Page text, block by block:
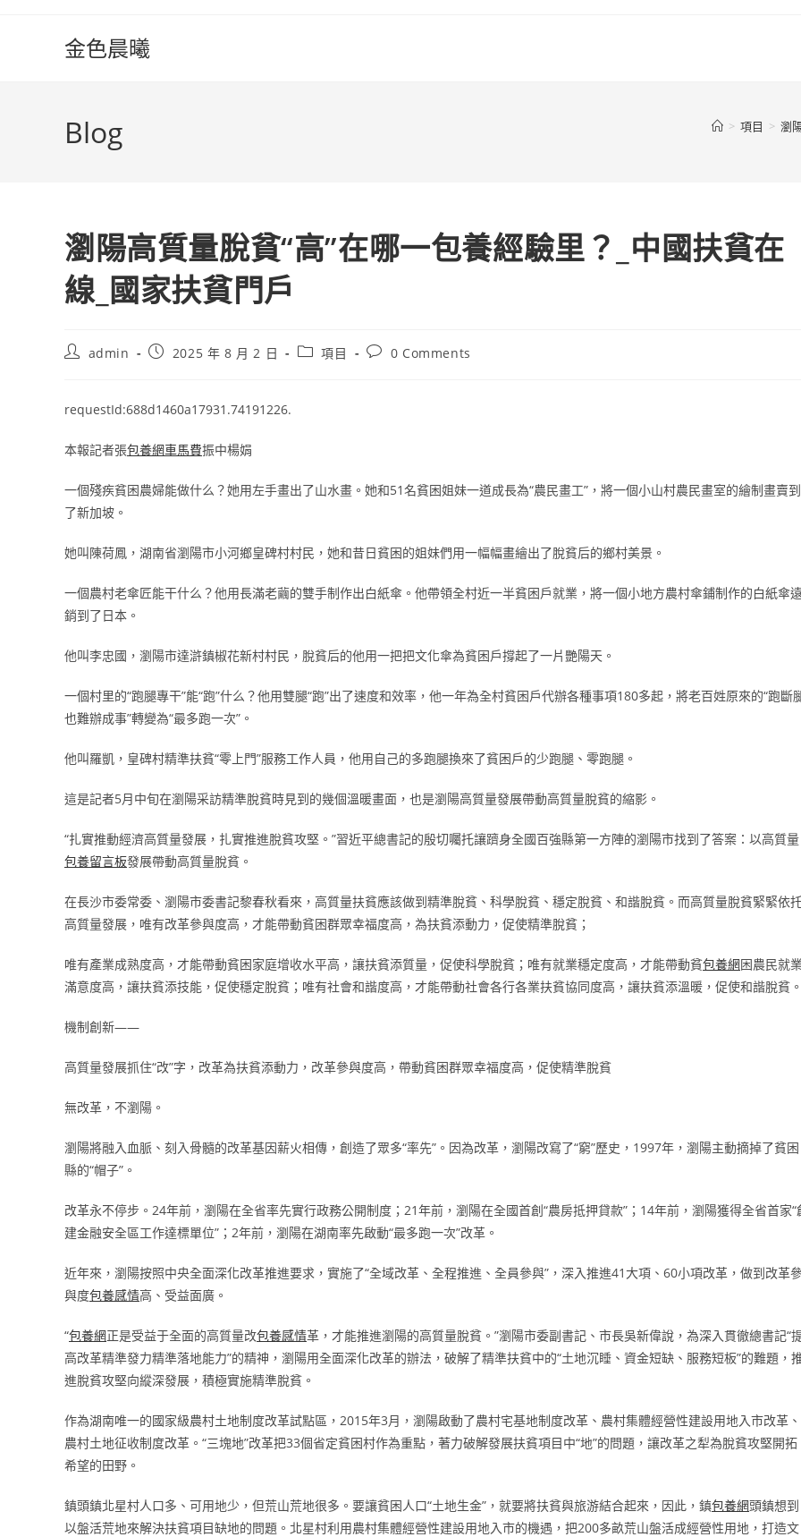
金色晨曦
Blog > 項目 > 瀏
瀏陽高質量脫貧“高”在哪一包養經驗里？_中國扶貧在
線_國家扶貧門戶
Postadmin
Post2025 年 8 月 2 日
Post項目
Post0 Comments
requestId:688d1460a17931.74191226.
本報記者張包養網車馬費振中楊娟
一個殘疾貧困農婦能做什么？她用左手畫出了山水畫。她和51名貧困姐妹一道成長為“農民畫工”，將一個小山村農民畫室的繪制畫賣到
了新加坡。
她叫陳荷鳳，湖南省瀏陽市小河鄉皇碑村村民，她和昔日貧困的姐妹們用一幅幅畫繪出了脫貧后的鄉村美景。
一個農村老傘匠能干什么？他用長滿老繭的雙手制作出白紙傘。他帶領全村近一半貧困戶就業，將一個小地方農村傘鋪制作的白紙傘
銷到了日本。
他叫李忠國，瀏陽市達滸鎮椒花新村村民，脫貧后的他用一把把文化傘為貧困戶撐起了一片艷陽天。
一個村里的“跑腿專干”能“跑”什么？他用雙腿“跑”出了速度和效率，他一年為全村貧困戶代辦各種事項180多起，將老百姓原來的“跑斷
也難辦成事”轉變為“最多跑一次”。
他叫羅凱，皇碑村精準扶貧“零上門”服務工作人員，他用自己的多跑腿換來了貧困戶的少跑腿、零跑腿。
這是記者5月中旬在瀏陽采訪精準脫貧時見到的幾個溫暖畫面，也是瀏陽高質量發展帶動高質量脫貧的縮影。
“扎實推動經濟高質量發展，扎實推進脫貧攻堅。”習近平總書記的殷切囑托讓躋身全國百強縣第一方陣的瀏陽市找到了答案：以高質量
包養留言板發展帶動高質量脫貧。
在長沙市委常委、瀏陽市委書記黎春秋看來，高質量扶貧應該做到精準脫貧、科學脫貧、穩定脫貧、和諧脫貧。而高質量脫貧緊緊依
高質量發展，唯有改革參與度高，才能帶動貧困群眾幸福度高，為扶貧添動力，促使精準脫貧；
唯有產業成熟度高，才能帶動貧困家庭增收水平高，讓扶貧添質量，促使科學脫貧；唯有就業穩定度高，才能帶動貧包養網困農民就
滿意度高，讓扶貧添技能，促使穩定脫貧；唯有社會和諧度高，才能帶動社會各行各業扶貧協同度高，讓扶貧添溫暖，促使和諧脫貧
機制創新——
高質量發展抓住“改”字，改革為扶貧添動力，改革參與度高，帶動貧困群眾幸福度高，促使精準脫貧
無改革，不瀏陽。
瀏陽將融入血脈、刻入骨髓的改革基因薪火相傳，創造了眾多“率先”。因為改革，瀏陽改寫了“窮”歷史，1997年，瀏陽主動摘掉了貧困
縣的“帽子”。
改革永不停步。24年前，瀏陽在全省率先實行政務公開制度；21年前，瀏陽在全國首創“農房抵押貸款”；14年前，瀏陽獲得全省首家“
建金融安全區工作達標單位”；2年前，瀏陽在湖南率先啟動“最多跑一次”改革。
近年來，瀏陽按照中央全面深化改革推進要求，實施了“全域改革、全程推進、全員參與”，深入推進41大項、60小項改革，做到改革
與度包養感情高、受益面廣。
“包養網正是受益于全面的高質量改包養感情革，才能推進瀏陽的高質量脫貧。”瀏陽市委副書記、市長吳新偉說，為深入貫徹總書記“
高改革精準發力精準落地能力”的精神，瀏陽用全面深化改革的辦法，破解了精準扶貧中的“土地沉睡、資金短缺、服務短板”的難題，
進脫貧攻堅向縱深發展，積極實施精準脫貧。
作為湖南唯一的國家級農村土地制度改革試點區，2015年3月，瀏陽啟動了農村宅基地制度改革、農村集體經營性建設用地入市改革、
農村土地征收制度改革。“三塊地”改革把33個省定貧困村作為重點，著力破解發展扶貧項目中“地”的問題，讓改革之犁為脫貧攻堅開拓
希望的田野。
鎮頭鎮北星村人口多、可用地少，但荒山荒地很多。要讓貧困人口“土地生金”，就要將扶貧與旅游結合起來，因此，鎮包養網頭鎮想到
以盤活荒地來解決扶貧項目缺地的問題。北星村利用農村集體經營性建設用地入市的機遇，把200多畝荒山盤活成經營性用地，打造文